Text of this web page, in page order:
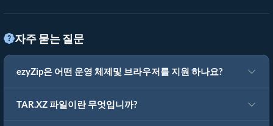
자주 묻는 질문
ezyZip은 어떤 운영 체제및 브라우저를 지원 하나요?
TAR.XZ 파일이란 무엇입니까?